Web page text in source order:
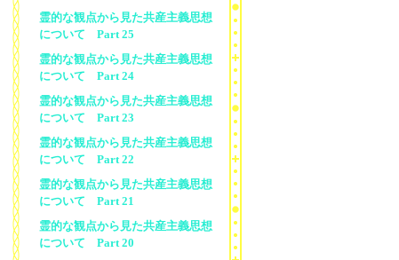
霊的な観点から見た共産主義思想
について Part 25
霊的な観点から見た共産主義思想
について Part 24
霊的な観点から見た共産主義思想
について Part 23
霊的な観点から見た共産主義思想
について Part 22
霊的な観点から見た共産主義思想
について Part 21
霊的な観点から見た共産主義思想
について Part 20